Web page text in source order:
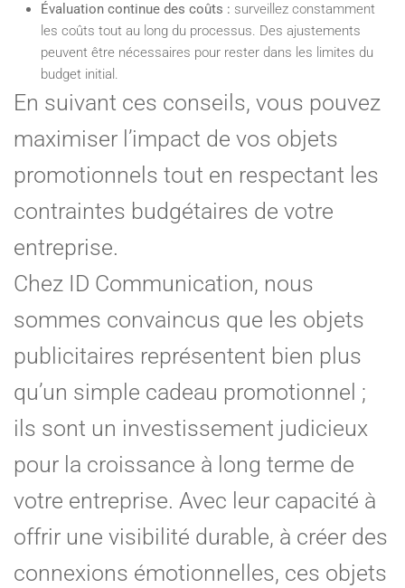
Évaluation continue des coûts : surveillez constamment
les coûts tout au long du processus. Des ajustements
peuvent être nécessaires pour rester dans les limites du
budget initial.
En suivant ces conseils, vous pouvez
maximiser l’impact de vos objets
promotionnels tout en respectant les
contraintes budgétaires de votre
entreprise.
Chez ID Communication, nous
sommes convaincus que les objets
publicitaires représentent bien plus
qu’un simple cadeau promotionnel ;
ils sont un investissement judicieux
pour la croissance à long terme de
votre entreprise. Avec leur capacité à
offrir une visibilité durable, à créer des
connexions émotionnelles, ces objets